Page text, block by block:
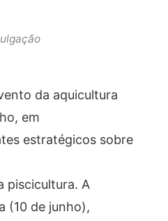
da aquicultura
em
estratégicos sobre
piscicultura. A
(10 de junho),